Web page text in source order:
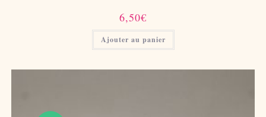
6,50€
Ajouter au panier